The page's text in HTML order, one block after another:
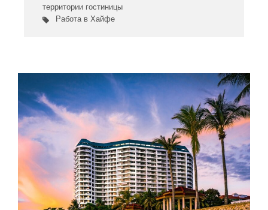
территории гостиницы
Работа в Хайфе